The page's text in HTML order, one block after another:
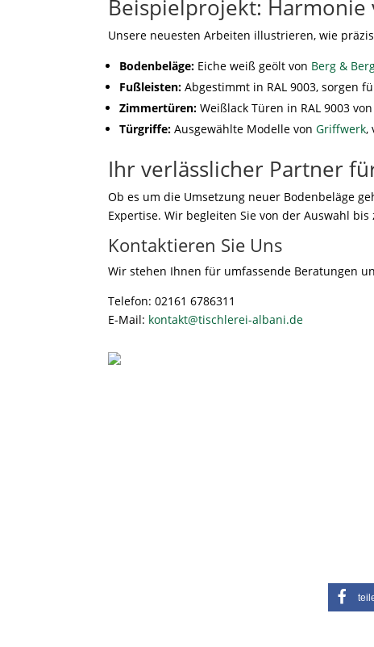
Beispielprojekt:
Unsere neuesten Arbeiten illustrieren, wie
Bodenbeläge: Eiche weiß geölt von Berg &
Fußleisten: Abgestimmt in RAL 9003, sorgen
Zimmertüren: Weißlack Türen in RAL 9003
Türgriffe: Ausgewählte Modelle vonGriffwerk,
Ihr verlässlicher Partner
Ob es um die Umsetzung neuer Bodenbeläge
Expertise. Wir begleiten Sie von der Auswahl
Kontaktieren Sie Uns
Wir stehen Ihnen für umfassende Beratungen
Telefon: 02161 6786311
E-Mail: kontakt@tischlerei-albani.de